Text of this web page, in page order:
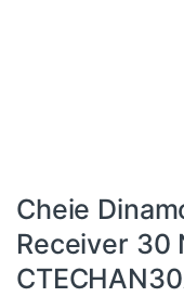
Cheie
Receiver 30